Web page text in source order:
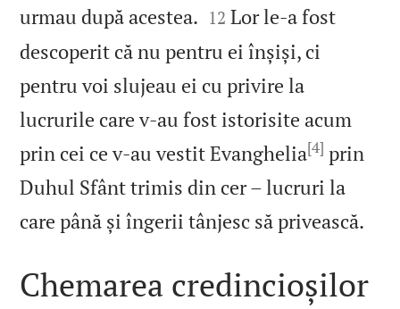
urmau după acestea. 

12 Lor le‑a fost
descoperit că nu pentru ei înșiși, ci
pentru voi slujeau ei cu privire la
lucrurile care v‑au fost istorisite acum
prin cei ce v‑au vestit Evanghelia[4] prin
Duhul Sfânt trimis din cer – lucruri la
care până și îngerii tânjesc să privească.
Chemarea credincioșilor